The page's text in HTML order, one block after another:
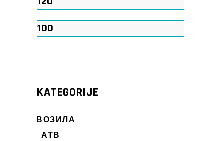
KATEGORIJE
ВОЗИЛА
АТВ